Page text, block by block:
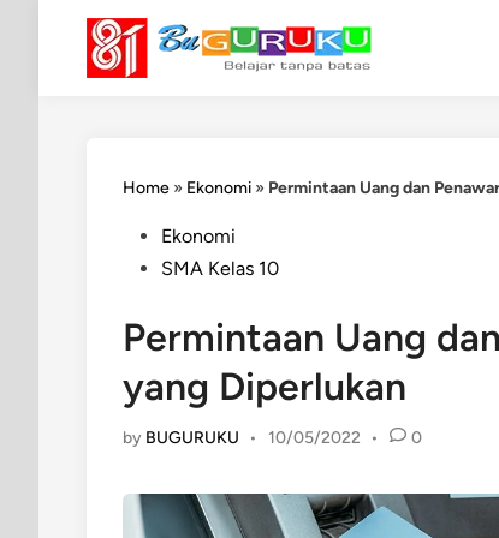
content
Home » Ekonomi » Permintaan Uang dan
PostedEkonomi
SMA Kelas 10
Permintaan Uang
yang Diperlukan
by BUGURUKU • 10/05/2022 • 0